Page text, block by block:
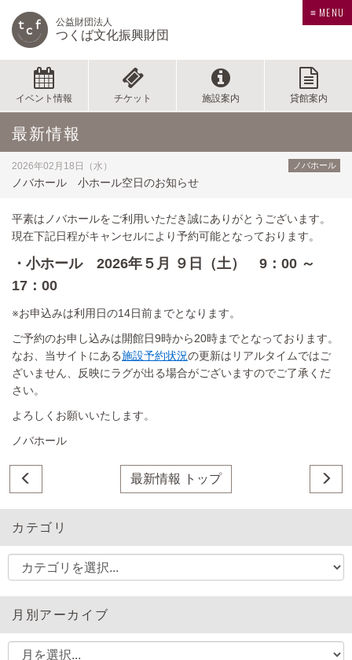
公益財団法人
つくば文化振興財団
≡ MENU
イベント情報 チケット 施設案内 貸館案内
最新情報
2026年02月18日（水） ノバホール
ノバホール 小ホール空日のお知らせ
平素はノバホールをご利用いただき誠にありがとうございます。
現在下記日程がキャンセルにより予約可能となっております。
・小ホール 2026年５月 ９日（土） 9：00 ～
17：00
※お申込みは利用日の14日前までとなります。
ご予約のお申し込みは開館日9時から20時までとなっております。
なお、当サイトにある施設予約状況の更新はリアルタイムではご
ざいません、反映にラグが出る場合がございますのでご了承くだ
さい。
よろしくお願いいたします。
ノバホール
最新情報 トップ
カテゴリ
月別アーカイブ